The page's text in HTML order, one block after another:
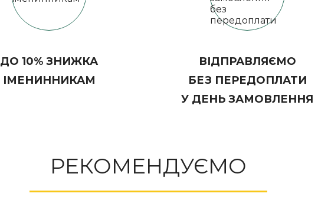
ДО 10% ЗНИЖКА
ІМЕНИННИКАМ
ВІДПРАВЛЯЄМО
БЕЗ ПЕРЕДОПЛАТИ
У ДЕНЬ ЗАМОВЛЕННЯ
РЕКОМЕНДУЄМО